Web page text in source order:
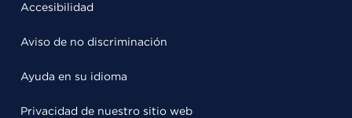
Accesibilidad
Aviso de no discriminación
Ayuda en su idioma
Privacidad de nuestro sitio web